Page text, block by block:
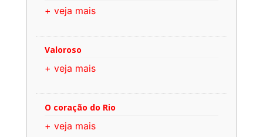
+ veja mais
Valoroso
+ veja mais
O coração do Rio
+ veja mais